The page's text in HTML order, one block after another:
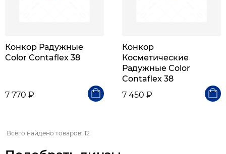
Конкор Радужные
Color Contaflex 38
7 770 ₽
Конкор
Косметические
Радужные Color
Contaflex 38
7 450 ₽
Всего найдено товаров: 12